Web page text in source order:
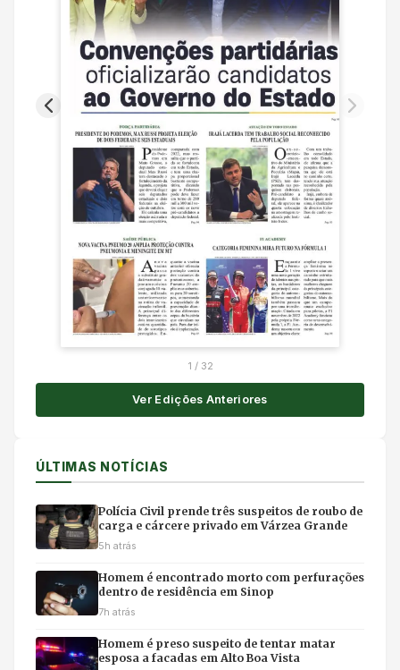
1 / 32
Ver Edições Anteriores
ÚLTIMAS NOTÍCIAS
Polícia Civil prende três suspeitos de roubo de
carga e cárcere privado em Várzea Grande
5h atrás
Homem é encontrado morto com perfurações
dentro de residência em Sinop
7h atrás
Homem é preso suspeito de tentar matar
esposa a facadas em Alto Boa Vista